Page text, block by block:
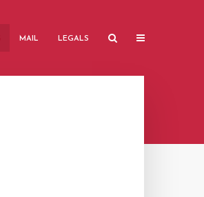
MAIL LEGALS